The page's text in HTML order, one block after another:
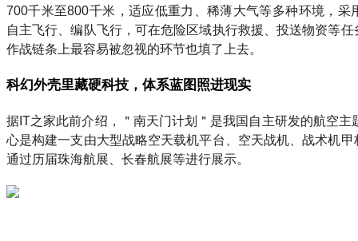
700千米至800千米，适应低重力、稀薄大气等多种环境，采
自主飞行、编队飞行，可在危险区域执行救援、投送物资等
作战链条上最容易被忽视的环节也填了上去。
科幻外壳里藏硬科技，体系蓝图照进现实
据IT之家此前介绍，＂南天门计划＂是我国自主研发的航空
心是构建一支由大型战略空天载机平台、空天战机、战术机
通过历届珠海航展、长春航展等进行展示。